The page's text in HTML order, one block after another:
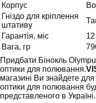
Корпус
Гніздо для кріплення
штативу
Гарантія, міс
12
Вага, гр
Придбати Бінокль
оптики для полювання.
магазині Ви знайдете для
оптики для полювання
представленого в Україні.